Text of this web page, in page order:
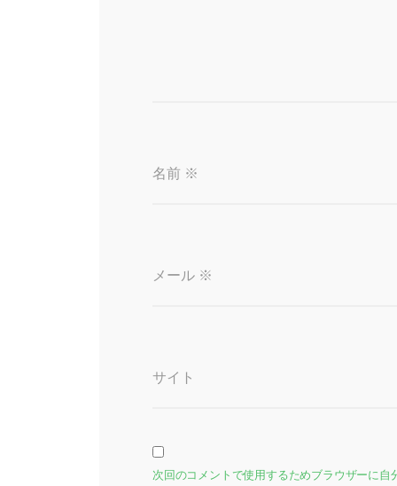
名前 ※
メール ※
サイト
次回のコメントで使用するためブラウザーに自